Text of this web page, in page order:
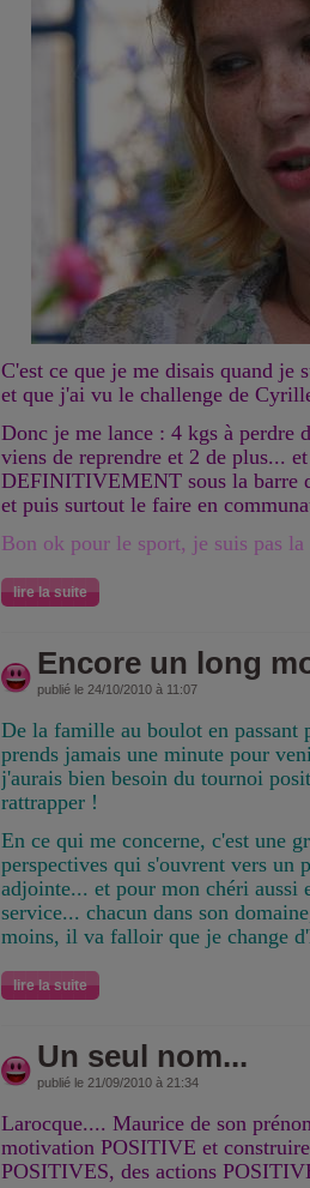
C'est ce que je me disais quand je
et que j'ai vu le challenge de
Donc je me lance : 4 kgs à perdre
viens de reprendre et 2 de plus...
DEFINITIVEMENT sous la barre
et puis surtout le faire en
Bon ok pour le sport, je suis pas
lire la suite
Encore un long
publié le 24/10/2010 à 11:07
De la famille au boulot en passant
prends jamais une minute pour
j'aurais bien besoin du tournoi
rattrapper !
En ce qui me concerne, c'est une
perspectives qui s'ouvrent vers un
adjointe... et pour mon chéri aussi
service... chacun dans son
moins, il va falloir que je change
lire la suite
Un seul nom...
publié le 21/09/2010 à 21:34
Larocque.... Maurice de son
motivation POSITIVE et construire
POSITIVES, des actions